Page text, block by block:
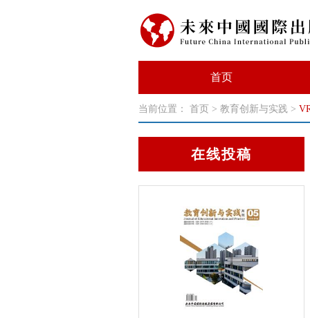
首页
当前位置： 首页 > 教育创新与实践 >
在线投稿